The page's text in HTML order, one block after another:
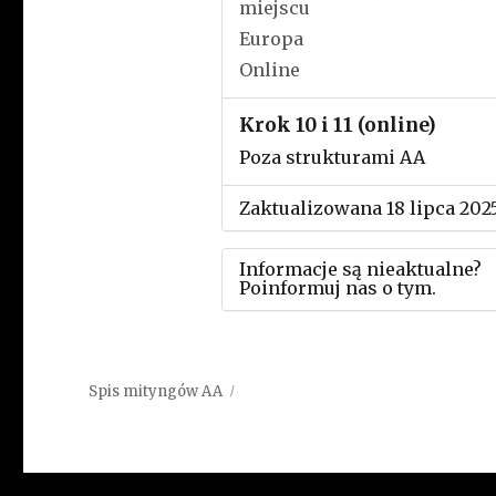
miejscu
Europa
Online
Krok 10 i 11 (online)
Poza strukturami AA
Zaktualizowana 18 lipca
Informacje są nieaktualne?
Poinformuj nas o tym.
Spis mityngów AA